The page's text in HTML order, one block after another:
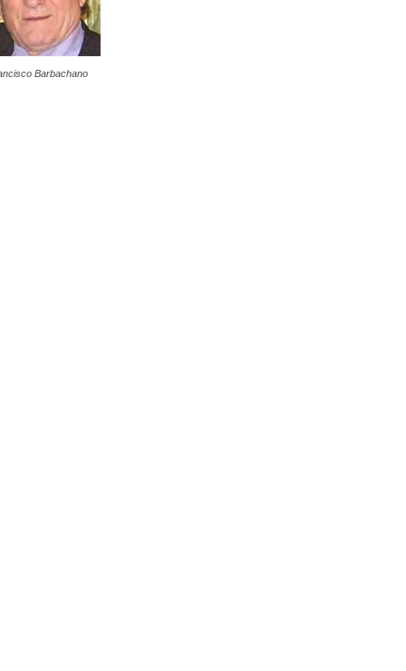
Barbachano